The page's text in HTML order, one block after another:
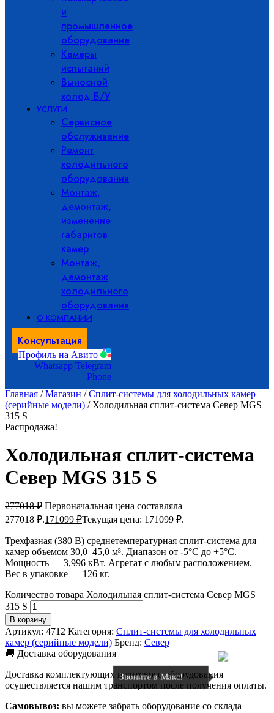
и
промышленное
оборудование
Камеры
испытаний
Выносной
холод Б/У
УСЛУГИ
Сервисное
обслуживание
Ремонт
холодильного
оборудования
Монтаж,
демонтаж,
изменение
габаритов
камер
Монтаж,
демонтаж
холодильного
оборудования
О КОМПАНИИ
Консультация
Профиль на Авито
Whatsapp Telegram
Phone
Главная /Магазин /Сплит-системы для холодильных камер
(серийные модели) / Холодильная сплит-система Север MGS
315 S
Распродажа!
Холодильная сплит-система
Север MGS 315 S
277018₽ Первоначальная цена составляла
277018 ₽.171099 ₽Текущая цена: 171099 ₽.
Трехфазная (380 В) среднетемпературная сплит-система для
камер объемом 30,0–45,0 м³. Диапазон от -5°C до +5°C.
Мощность — 3,996 кВт. Агрегат с любым расположением.
Вес в упаковке — 126 кг.
Количество товара Холодильная сплит-система Север MGS
315 S
В корзину
Артикул: 4712 Категория: Сплит-системы для холодильных
камер (серийные модели) Бренд: Север
🚚 Доставка оборудования
Доставка комплектующих и готового оборудования
осуществляется нашим транспортом после получения оплаты.
Самовывоз: вы можете забрать оборудование со склада
Звоните в Макс!